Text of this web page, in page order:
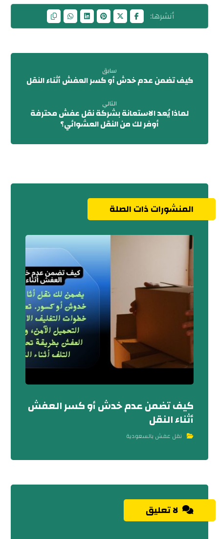
سابق
كيف تضمن عدم خدش أو كسر العفش أثناء النقل
التالي
لماذا يُعد الاستعانة بشركة نقل عفش محترفة
أوفر لك من النقل العشوائي؟
المنشورات ذات الصلة
كيف تضمن عدم خدش أو كسر العفش
أثناء النقل
نقل عفش بالسعودية
لا تعليق